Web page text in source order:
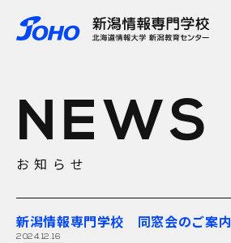
特集
学校紹介
資格実績
入学案内
オープンキャンパス
NEWS
お知らせ
新潟情報専門学校 同窓会のご案内
2024.12.16